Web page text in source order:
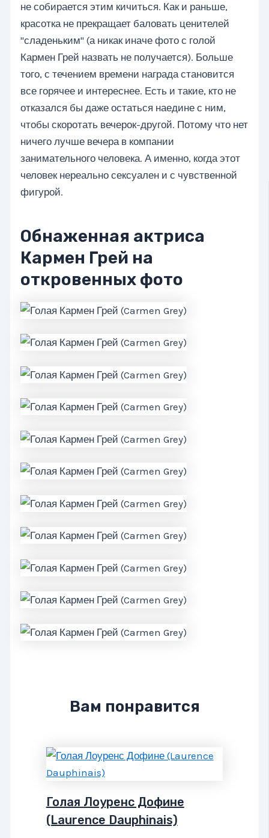
не собирается этим кичиться. Как и раньше,
красотка не прекращает баловать ценителей
"сладеньким" (а никак иначе фото с голой
Кармен Грей назвать не получается). Больше
того, с течением времени награда становится
все горячее и интереснее. Есть и такие, кто не
отказался бы даже остаться наедине с ним,
чтобы скоротать вечерок-другой. Потому что нет
ничего лучше вечера в компании
занимательного человека. А именно, когда этот
человек нереально сексуален и с чувственной
фигурой.
Обнаженная актриса
Кармен Грей на
откровенных фото
Вам понравится
Голая Лоуренс Дофине
(Laurence Dauphinais)